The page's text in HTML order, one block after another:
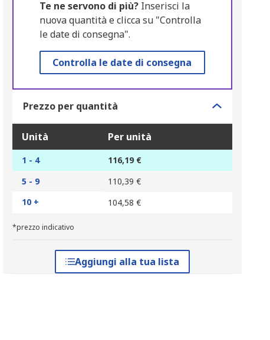
Te ne servono di più?Inserisci la
nuova quantità e clicca su "Controlla
le date di consegna".
Controlla le date di consegna
Prezzo per quantità
Unità Per unità
1 - 4
116,19 €
5 - 9
110,39 €
10 +
104,58 €
*prezzo indicativo
Aggiungi alla tua lista